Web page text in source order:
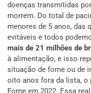
doenças transmitidas
morrem. Do total de
menores de 5 anos, das
evitáveis e todos
mais de 21 milhões de
à alimentação, e isso
situação de fome ou de
oito anos fora da lista, o
Fome em 2022. Essa